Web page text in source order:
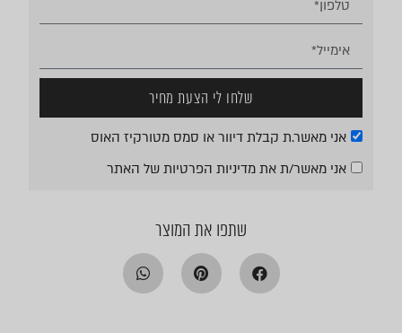
אני מאשר.ת קבלת דיוור או סמס מטורקיז האוס
אני מאשר/ת את מדיניות הפרטיותשל האתר
שלחו לי הצעת מחיר
שתפו את המוצר